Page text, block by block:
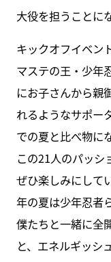
大役を担うことに
キックオフイベン
マステの王・少年
にお子さんから親
れるようなサポー
での夏と比べ物に
この21人のパッシ
ぜひ楽しみにして
年の夏は少年忍者
僕たちと一緒に全
と、エネルギッシ